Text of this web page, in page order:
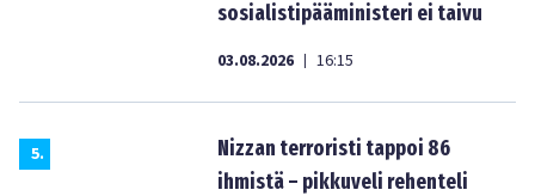
sosialistipääministeri ei taivu
03.08.2026 | 16:15
5.
Nizzan terroristi tappoi 86
ihmistä – pikkuveli rehenteli